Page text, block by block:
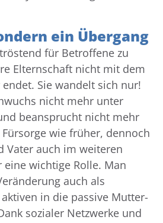
ein Übergang
für Betroffene zu
Elternschaft nicht mit dem
Sie wandelt sich nur!
nicht mehr unter
beansprucht nicht mehr
wie früher, dennoch
Vater auch im weiteren
eine wichtige Rolle. Man
auch als
in die passive Mutter-
sozialer Netzwerke und